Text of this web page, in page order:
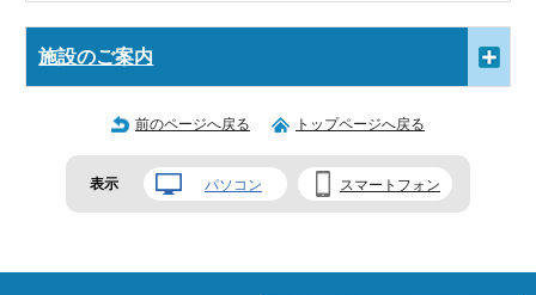
施設のご案内
前のページへ戻る トップページへ戻る
表示 パソコン スマートフォン